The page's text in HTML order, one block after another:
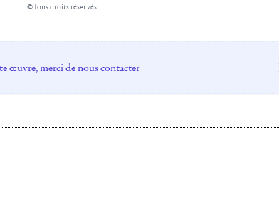
©Tous droits réservés
œuvre, merci de nous contacter